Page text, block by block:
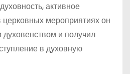
активное
церковных мероприятиях он
и получил
в духовную